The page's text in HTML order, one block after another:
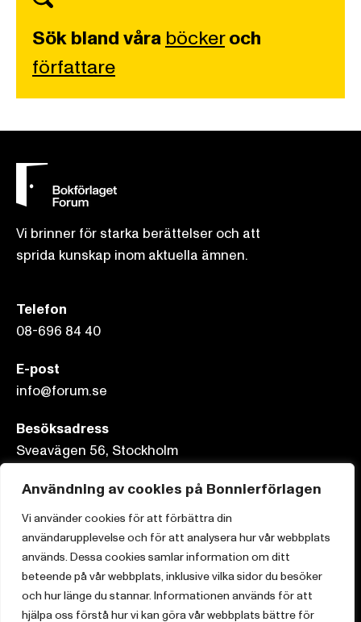
Användning av cookies på Bonnierförlagen
Vi använder cookies för att förbättra din
användarupplevelse och för att analysera hur vår webbplats
används. Dessa cookies samlar information om ditt
beteende på vår webbplats, inklusive vilka sidor du besöker
och hur länge du stannar. Informationen används för att
hjälpa oss förstå hur vi kan göra vår webbplats bättre för
Sök bland våra böckeroch
författare
Vi brinner för starka berättelser och att
sprida kunskap inom aktuella ämnen.
Telefon
08-696 84 40
E-post
info@forum.se
Besöksadress
Sveavägen 56, Stockholm
Postadress
Box 3159, 103 63 Stockholm
Om Bonnierförlagen